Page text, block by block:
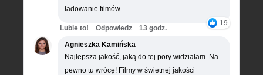
ładowanie filmów
19
Lubie to! Odpowiedz
13 godz.
Agnieszka Kamińska
Najlepsza jakość, jaką do tej pory widziałam. Na
pewno tu wrócę! Filmy w świetnej jakości